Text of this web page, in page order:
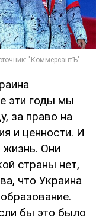
эти годы мы
за право на
и ценности. И
Они
страны нет,
что Украина
бы это было